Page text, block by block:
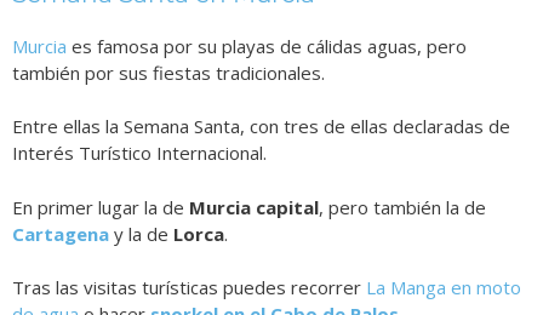
Murcia es famosa por su playas de cálidas aguas, pero
también por sus fiestas tradicionales.
Entre ellas la Semana Santa, con tres de ellas declaradas de
Interés Turístico Internacional.
En primer lugar la de Murcia capital, pero también la de
Cartagena y la de Lorca.
Tras las visitas turísticas puedes recorrer La Manga en moto